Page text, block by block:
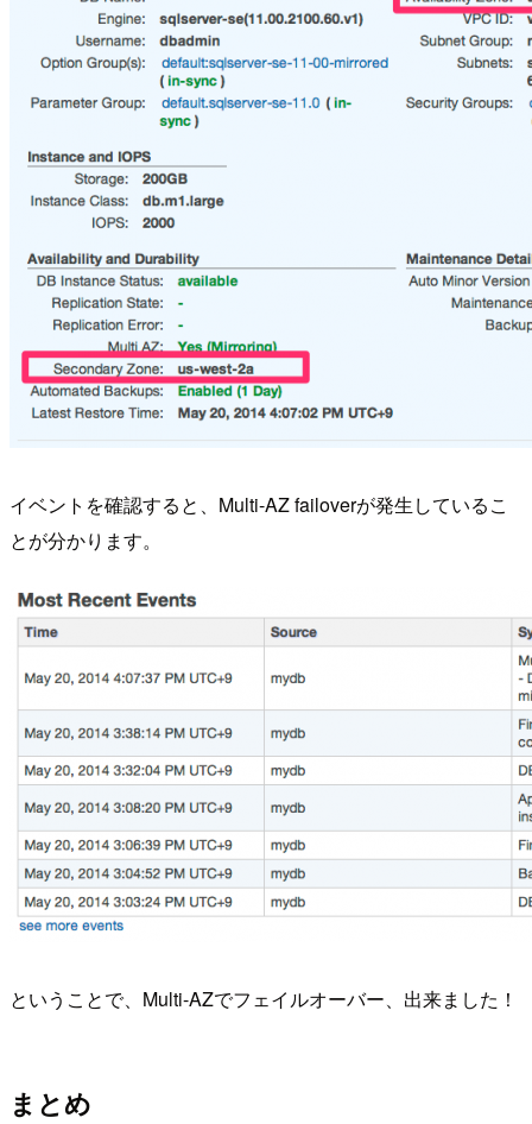
イベントを確認すると、Multi-AZ failoverが発生しているこ
とが分かります。
ということで、Multi-AZでフェイルオーバー、出来ました！
まとめ